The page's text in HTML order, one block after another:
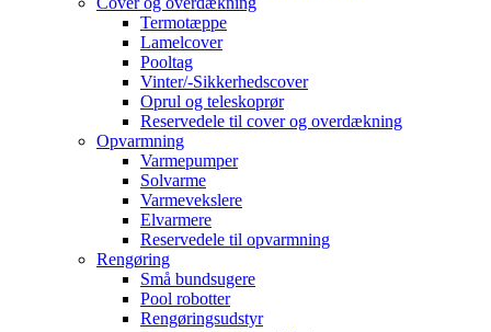
Termotæppe
Lamelcover
Pooltag
Vinter/-Sikkerhedscover
Oprul og teleskoprør
Reservedele til cover og overdækning
Opvarmning
Varmepumper
Solvarme
Varmevekslere
Elvarmere
Reservedele til opvarmning
Rengøring
Små bundsugere
Pool robotter
Rengøringsudstyr